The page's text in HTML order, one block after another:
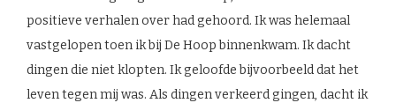
positieve verhalen over had gehoord. Ik was helemaal
vastgelopen toen ik bij De Hoop binnenkwam. Ik dacht
dingen die niet klopten. Ik geloofde bijvoorbeeld dat het
leven tegen mij was. Als dingen verkeerd gingen, dacht ik